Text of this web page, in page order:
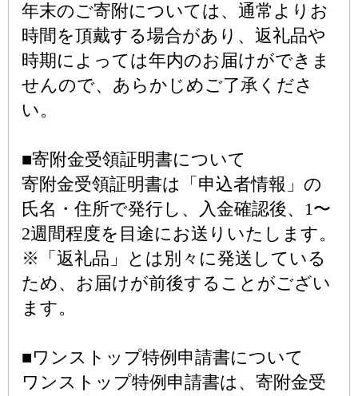
年末のご寄附については、通常よりお
時間を頂戴する場合があり、返礼品や
時期によっては年内のお届けができま
せんので、あらかじめご了承くださ
い。
■寄附金受領証明書について
寄附金受領証明書は「申込者情報」の
氏名・住所で発行し、入金確認後、1〜
2週間程度を目途にお送りいたします。
※「返礼品」とは別々に発送している
ため、お届けが前後することがござい
ます。
■ワンストップ特例申請書について
ワンストップ特例申請書は、寄附金受